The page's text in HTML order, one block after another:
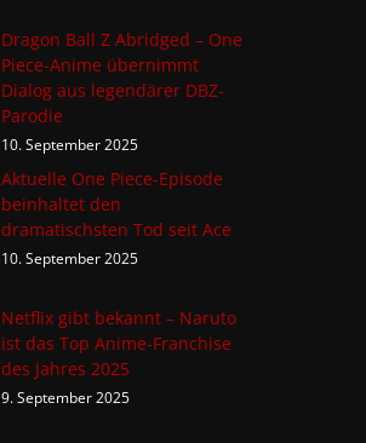
Dragon Ball Z Abridged – One
Piece-Anime übernimmt
Dialog aus legendärer DBZ-
Parodie
10. September 2025
Aktuelle One Piece-Episode
beinhaltet den
dramatischsten Tod seit Ace
10. September 2025
Netflix gibt bekannt – Naruto
ist das Top Anime-Franchise
des Jahres 2025
9. September 2025